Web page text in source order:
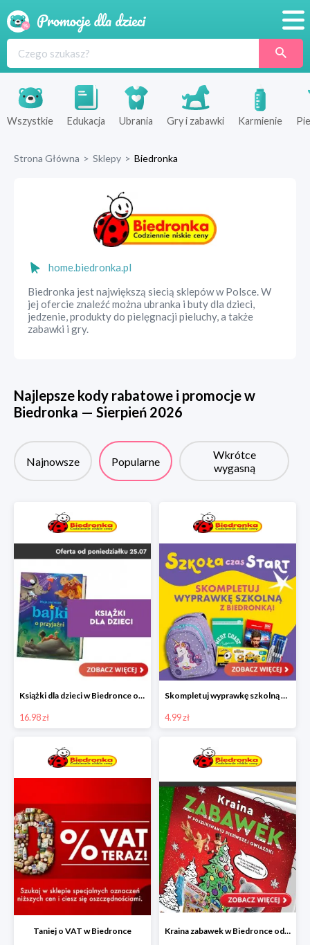
Produkty
Sklepy
Wszystkie Edukacja Ubrania Gry i zabawki Karmienie
Strona Główna > Sklepy > Biedronka
home.biedronka.pl
Biedronka jest największą siecią sklepów w Polsce. W
jej ofercie znaleźć można ubranka i buty dla dzieci,
jedzenie, produkty do pielęgnacji pieluchy, a także
zabawki i gry.
Najlepsze kody rabatowe i promocje w
Biedronka — Sierpień 2026
Najnowsze Popularne
Wkrótce
wygasną
Książki dla dzieci w Biedronce od 16,99 zł
16.98 zł
Skompletuj wyprawkę szkolną z Biedronką od 4,99 zł
4.99 zł
Taniej o VAT w Biedronce Kraina zabawek w Biedronce od 19,99 zł